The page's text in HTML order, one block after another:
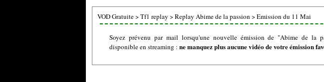
VOD Gratuite>Tf1 replay >Replay Abime de la passion >Emission du 11 Mai
Soyez prévenu par mail lorsqu'une nouvelle émission de "Abime de la
disponible en streaming : ne manquez plus aucune vidéo de votre émission